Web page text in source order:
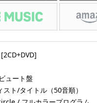
ュート盤
ト/タイトル（50音順）